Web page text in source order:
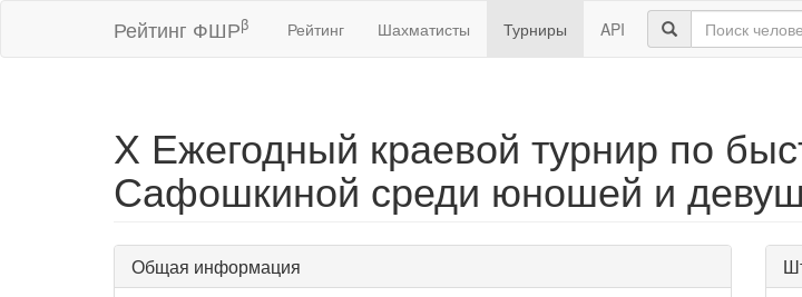
Рейтинг ФШРβ Рейтинг Шахматисты Турниры API
Х Ежегодный краевой турнир по
Сафошкиной среди юношей и
Общая информация